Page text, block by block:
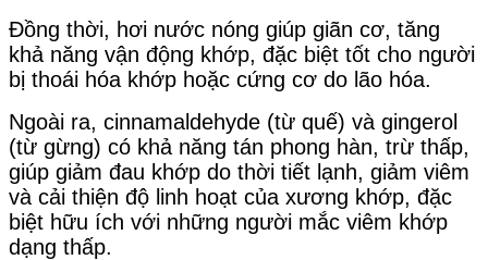
Đồng thời, hơi nước nóng giúp giãn cơ, tăng
khả năng vận động khớp, đặc biệt tốt cho người
bị thoái hóa khớp hoặc cứng cơ do lão hóa.
Ngoài ra, cinnamaldehyde (từ quế) và gingerol
(từ gừng) có khả năng tán phong hàn, trừ thấp,
giúp giảm đau khớp do thời tiết lạnh, giảm viêm
và cải thiện độ linh hoạt của xương khớp, đặc
biệt hữu ích với những người mắc viêm khớp
dạng thấp.